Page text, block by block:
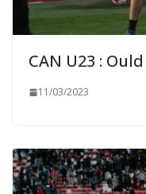
CAN U23 :
11/03/2023